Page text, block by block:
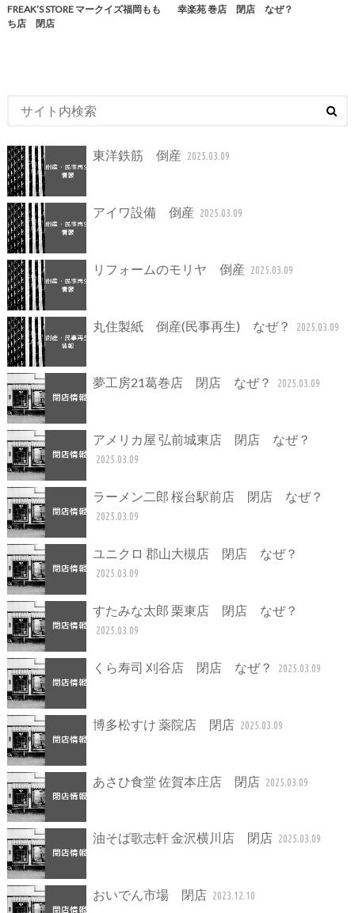
FREAK’S STORE マークイズ福岡もも
ち店 閉店
幸楽苑 巻店 閉店 なぜ？
東洋鉄筋 倒産 2025.03.09
アイワ設備 倒産 2025.03.09
リフォームのモリヤ 倒産 2025.03.09
丸住製紙 倒産(民事再生) なぜ？ 2025.03.09
夢工房21葛巻店 閉店 なぜ？ 2025.03.09
アメリカ屋 弘前城東店 閉店 なぜ？
2025.03.09
ラーメン二郎 桜台駅前店 閉店 なぜ？
2025.03.09
ユニクロ 郡山大槻店 閉店 なぜ？
2025.03.09
すたみな太郎 栗東店 閉店 なぜ？
2025.03.09
くら寿司 刈谷店 閉店 なぜ？ 2025.03.09
博多松すけ 薬院店 閉店 2025.03.09
あさひ食堂 佐賀本庄店 閉店 2025.03.09
油そば歌志軒 金沢横川店 閉店 2025.03.09
おいでん市場 閉店 2023.12.10